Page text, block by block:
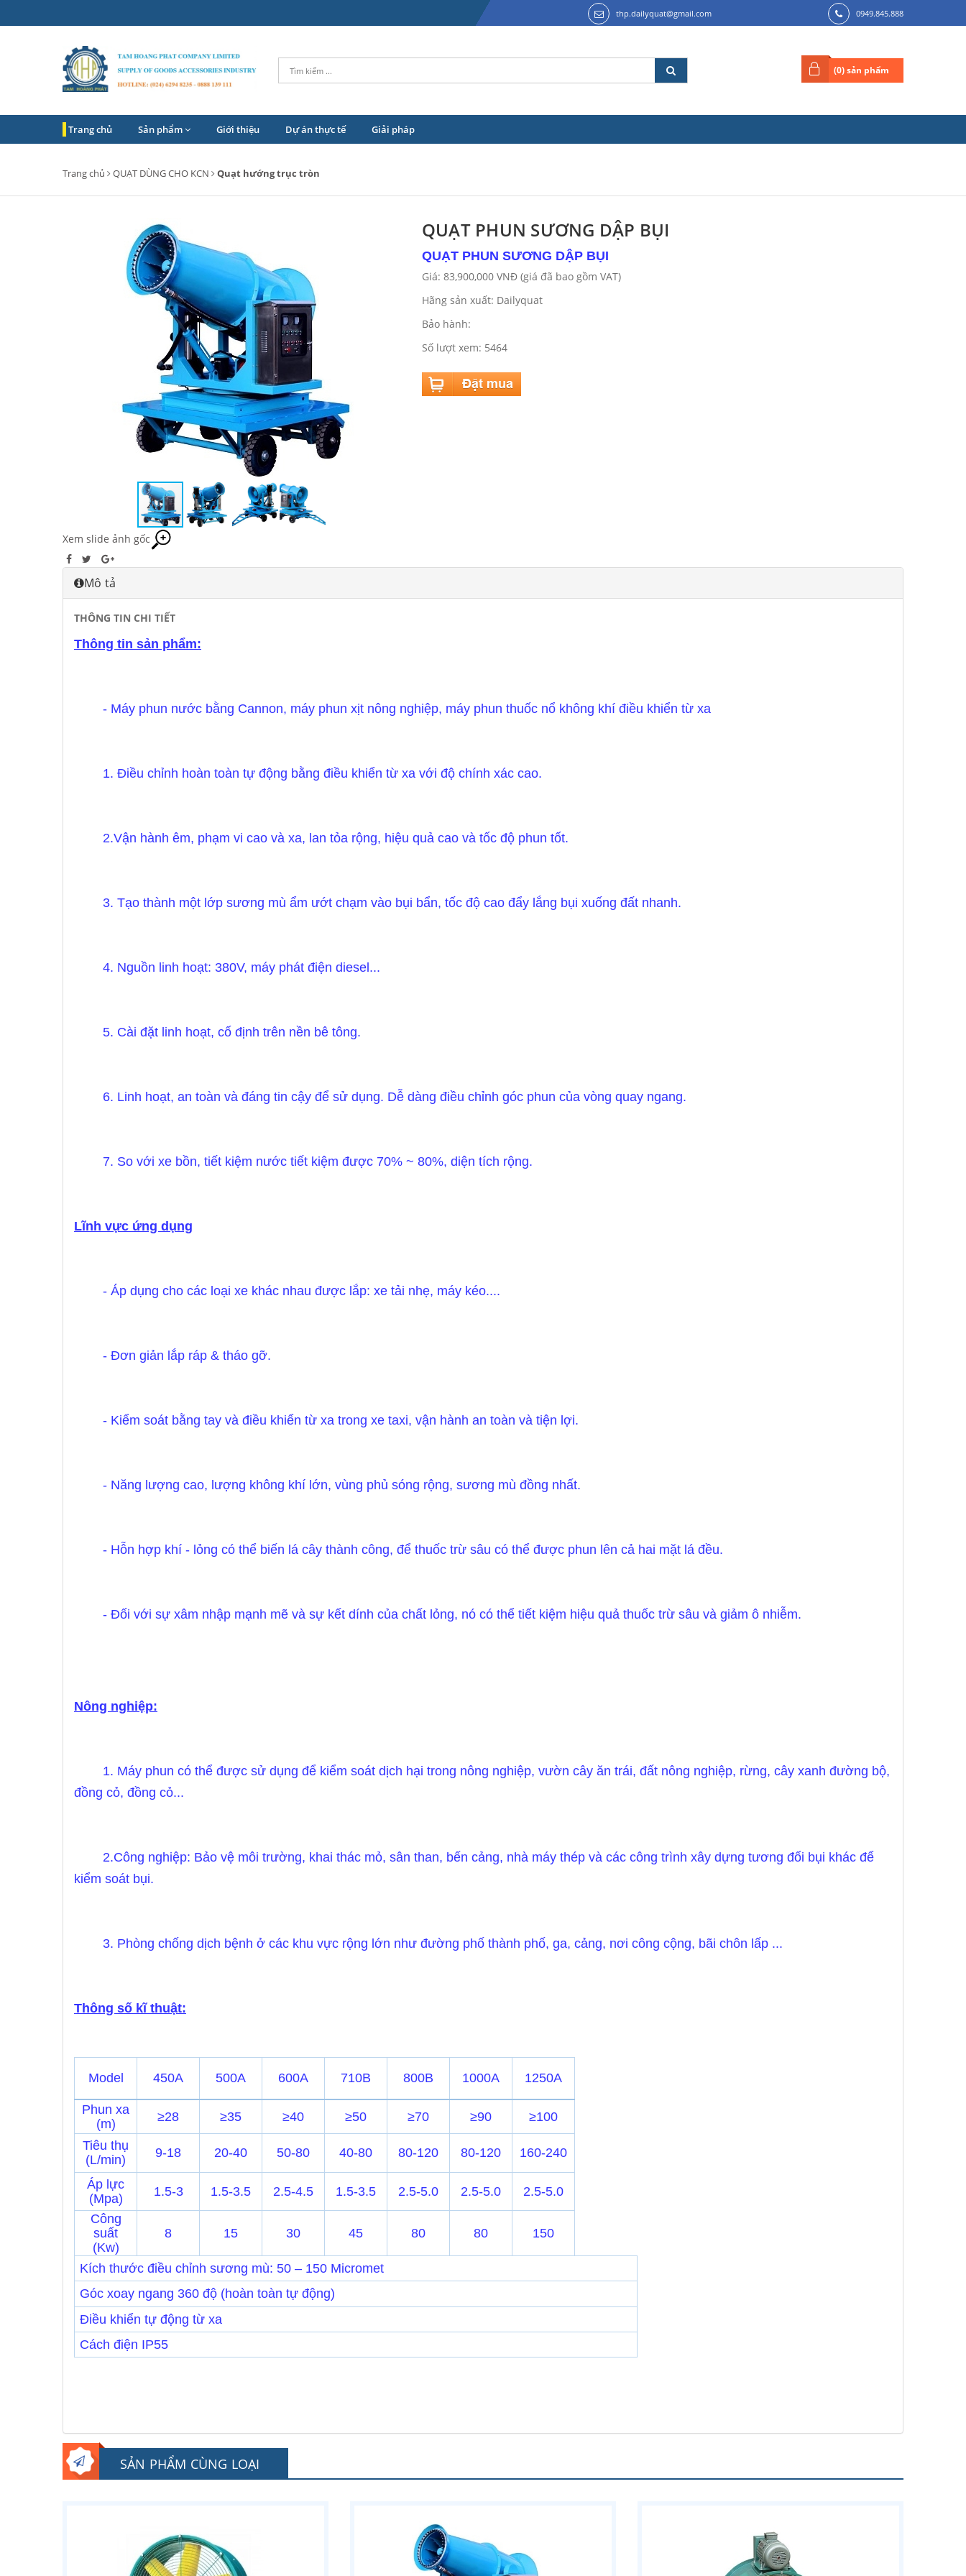
thp.dailyquat@gmail.com 0949.845.888
(0) sản phẩm
Trang chủ Sản phẩm Giới thiệu Dự án thực tế Giải pháp
Trang chủ QUẠT DÙNG CHO KCN Quạt hướng trục tròn
Xem slide ảnh gốc
QUẠT PHUN SƯƠNG DẬP BỤI
QUẠT PHUN SƯƠNG DẬP BỤI
Giá: 83,900,000 VNĐ (giá đã bao gồm VAT)
Hãng sản xuất: Dailyquat
Bảo hành:
Số lượt xem: 5464
Mô tả
THÔNG TIN CHI TIẾT
Thông tin sản phẩm:
- Máy phun nước bằng Cannon, máy phun xịt nông nghiệp, máy phun thuốc nổ không khí điều khiển từ xa
1. Điều chỉnh hoàn toàn tự động bằng điều khiển từ xa với độ chính xác cao.
2.Vận hành êm, phạm vi cao và xa, lan tỏa rộng, hiệu quả cao và tốc độ phun tốt.
3. Tạo thành một lớp sương mù ẩm ướt chạm vào bụi bẩn, tốc độ cao đẩy lắng bụi xuống đất nhanh.
4. Nguồn linh hoạt: 380V, máy phát điện diesel...
5. Cài đặt linh hoạt, cố định trên nền bê tông.
6. Linh hoạt, an toàn và đáng tin cậy để sử dụng. Dễ dàng điều chỉnh góc phun của vòng quay ngang.
7. So với xe bồn, tiết kiệm nước tiết kiệm được 70% ~ 80%, diện tích rộng.
Lĩnh vực ứng dụng
- Áp dụng cho các loại xe khác nhau được lắp: xe tải nhẹ, máy kéo....
- Đơn giản lắp ráp & tháo gỡ.
- Kiểm soát bằng tay và điều khiển từ xa trong xe taxi, vận hành an toàn và tiện lợi.
- Năng lượng cao, lượng không khí lớn, vùng phủ sóng rộng, sương mù đồng nhất.
- Hỗn hợp khí - lỏng có thể biến lá cây thành công, để thuốc trừ sâu có thể được phun lên cả hai mặt lá đều.
- Đối với sự xâm nhập mạnh mẽ và sự kết dính của chất lỏng, nó có thể tiết kiệm hiệu quả thuốc trừ sâu và giảm ô nhiễm.
Nông nghiệp:
1. Máy phun có thể được sử dụng để kiểm soát dịch hại trong nông nghiệp, vườn cây ăn trái, đất nông nghiệp, rừng, cây xanh đường bộ,
đồng cỏ, đồng cỏ...
2.Công nghiệp: Bảo vệ môi trường, khai thác mỏ, sân than, bến cảng, nhà máy thép và các công trình xây dựng tương đối bụi khác để
kiểm soát bụi.
3. Phòng chống dịch bệnh ở các khu vực rộng lớn như đường phố thành phố, ga, cảng, nơi công cộng, bãi chôn lấp ...
Thông số kĩ thuật:
Model 450A 500A 600A 710B 800B 1000A 1250A
Phun xa
(m)
≥28 ≥35 ≥40 ≥50 ≥70 ≥90
≥100
Tiêu thụ
(L/min)
9-18 20-40 50-80 40-80 80-120 80-120 160-240
Áp lực
(Mpa)
1.5-3 1.5-3.5 2.5-4.5 1.5-3.5 2.5-5.0 2.5-5.0
2.5-5.0
Công
suất
(Kw)
8 15 30 45 80 80 150
Kích thước điều chỉnh sương mù: 50 – 150 Micromet
Góc xoay ngang 360 độ (hoàn toàn tự động)
Điều khiển tự động từ xa
Cách điện IP55
SẢN PHẨM CÙNG LOẠI